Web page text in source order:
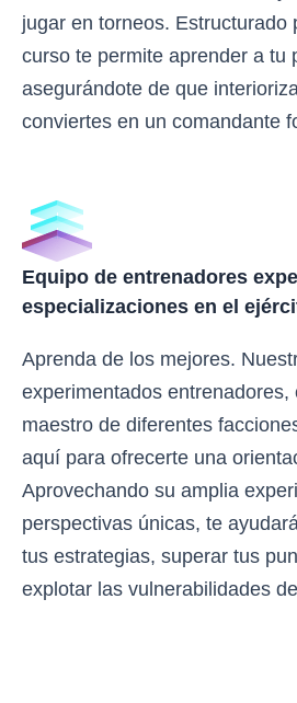
jugar en torneos. Estructurado
curso te permite aprender a tu
asegurándote de que
conviertes en un comandante
Equipo de entrenadores
especializaciones en el
Aprenda de los mejores.
experimentados entrenadores,
maestro de diferentes
aquí para ofrecerte una
Aprovechando su amplia
perspectivas únicas, te
tus estrategias, superar tus
explotar las vulnerabilidades